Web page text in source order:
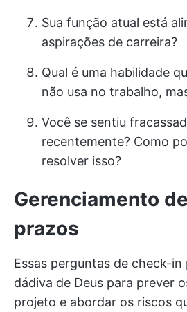
Sua função atual está
aspirações de carreira?
Qual é uma habilidade
não usa no trabalho,
Você se sentiu
recentemente? Como
resolver isso?
Gerenciamento
prazos
Essas perguntas de check-in
dádiva de Deus para prever
projeto e abordar os riscos